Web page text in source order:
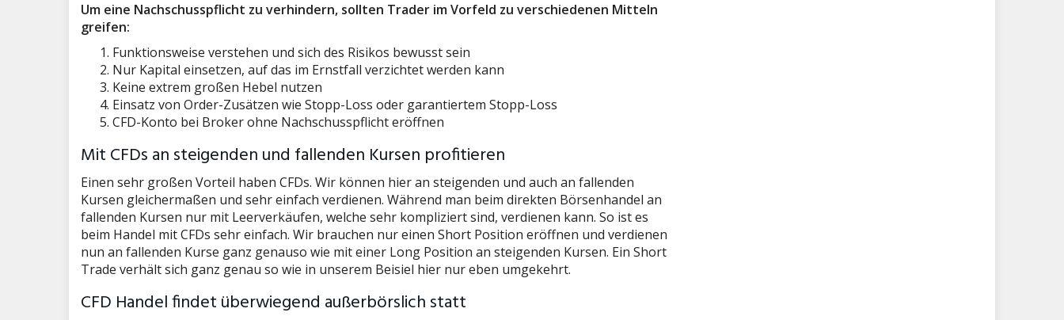
Um eine Nachschusspflicht zu verhindern, sollten Trader im Vorfeld zu verschiedenen Mitteln
greifen:
Funktionsweise verstehen und sich des Risikos bewusst sein
Nur Kapital einsetzen, auf das im Ernstfall verzichtet werden kann
Keine extrem großen Hebel nutzen
Einsatz von Order-Zusätzen wie Stopp-Loss oder garantiertem Stopp-Loss
CFD-Konto bei Broker ohne Nachschusspflicht eröffnen
Mit CFDs an steigenden und fallenden Kursen profitieren
Einen sehr großen Vorteil haben CFDs. Wir können hier an steigenden und auch an fallenden
Kursen gleichermaßen und sehr einfach verdienen. Während man beim direkten Börsenhandel an
fallenden Kursen nur mit Leerverkäufen, welche sehr kompliziert sind, verdienen kann. So ist es
beim Handel mit CFDs sehr einfach. Wir brauchen nur einen Short Position eröffnen und verdienen
nun an fallenden Kurse ganz genauso wie mit einer Long Position an steigenden Kursen. Ein Short
Trade verhält sich ganz genau so wie in unserem Beisiel hier nur eben umgekehrt.
CFD Handel findet überwiegend außerbörslich statt